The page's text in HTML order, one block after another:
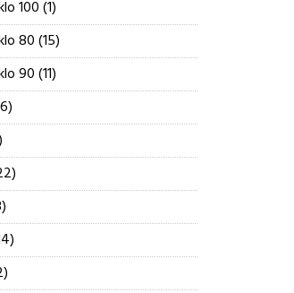
100 11
proizvod
80 1515
proizvoda
90 1111
proizvoda
16
proizvoda
22
proizvoda
8
proizvoda
14
proizvoda
2